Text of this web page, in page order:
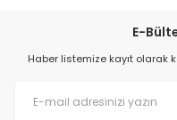
E-
Haber listemize kayıt